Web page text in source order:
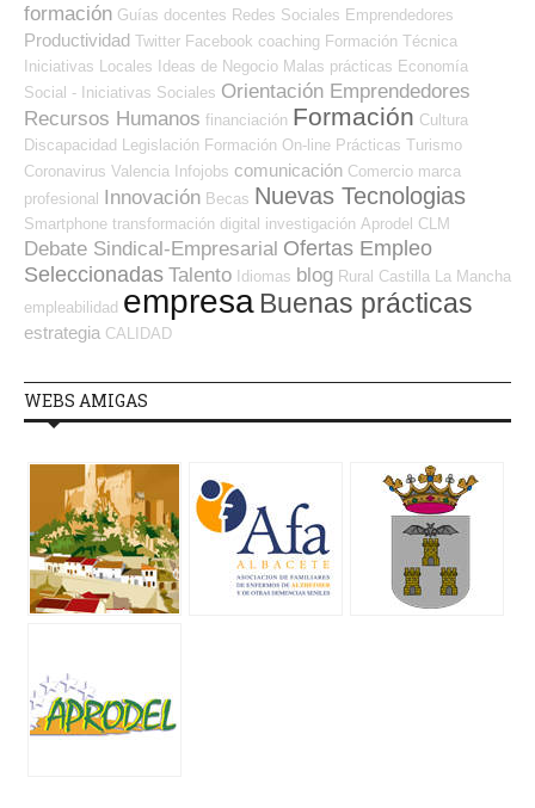
formación Guías docentes Redes Sociales Emprendedores
Productividad Twitter Facebook coaching Formación Técnica
Iniciativas Locales Ideas de Negocio Malas prácticas Economía
Social - Iniciativas Sociales Orientación Emprendedores
Recursos Humanos financiación Formación Cultura
Discapacidad Legislación Formación On-line Prácticas Turismo
Coronavirus Valencia Infojobs comunicación Comercio marca
profesional Innovación Becas Nuevas Tecnologias
Smartphone transformación digital investigación Aprodel CLM
Debate Sindical-Empresarial Ofertas Empleo
Seleccionadas Talento Idiomas blog Rural Castilla La Mancha
empleabilidad empresa Buenas prácticas
estrategia CALIDAD
WEBS AMIGAS